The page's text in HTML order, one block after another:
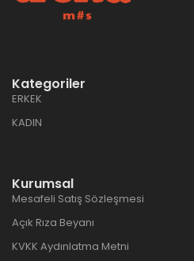
Kategoriler
ERKEK
KADIN
Kurumsal
Mesafeli Satış Sözleşmesi
Açık Rıza Beyanı
KVKK Aydınlatma Metni